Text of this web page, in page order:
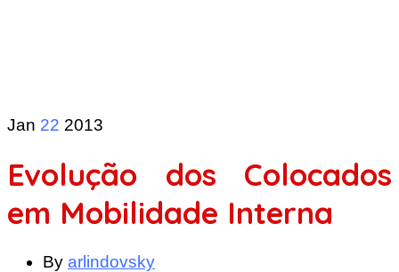
Jan 22 2013
Evolução dos Colocados
em Mobilidade Interna
By arlindovsky